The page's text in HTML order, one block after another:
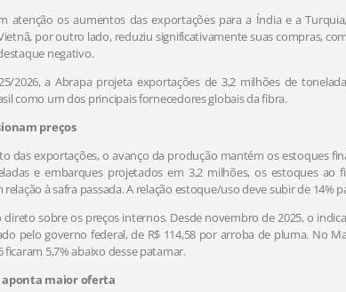
atenção os aumentos das exportações para a Índia e a
por outro lado, reduziu significativamente suas compras,
negativo.
2026, a Abrapa projeta exportações de 3,2 milhões de
como um dos principais fornecedores globais da fibra.
preços
das exportações, o avanço da produção mantém os estoques
e embarques projetados em 3,2 milhões, os estoques ao
à safra passada. A relação estoque/uso deve subir de 14%
direto sobre os preços internos. Desde novembro de 2025, o
pelo governo federal, de R$ 114,58 por arroba de pluma. No
ficaram 5,7% abaixo desse patamar.
maior oferta